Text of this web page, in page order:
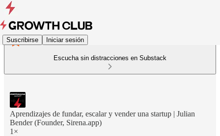
Suscribirse Iniciar sesión
Escucha sin distracciones en Substack
Aprendizajes de fundar, escalar y vender una startup | Julian
Bender (Founder, Sirena.app)
1×